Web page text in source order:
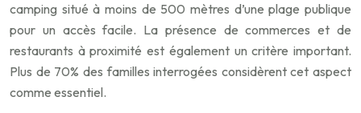
camping situé à moins de 500 mètres d’une plage publique
pour un accès facile. La présence de commerces et de
restaurants à proximité est également un critère important.
Plus de 70% des familles interrogées considèrent cet aspect
comme essentiel.